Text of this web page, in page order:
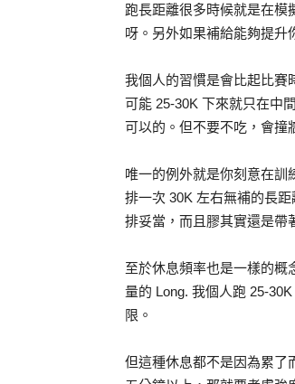
跑長距離很多時候就是在模
呀。另外如果補給能夠提升
我個人的習慣是會比起比賽
可能 25-30K 下來就只在中
可以的。但不要不吃，會撞
唯一的例外就是你刻意在訓
排一次 30K 左右無補的長
排妥當，而且膠其實還是帶
至於休息頻率也是一樣的概
量的 Long. 我個人跑 25-
限。
但這種休息都不是因為累了